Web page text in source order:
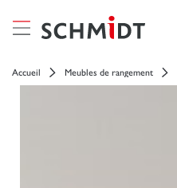
Accueil Meubles de rangement